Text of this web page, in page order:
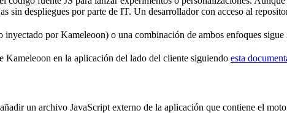
sin despliegues por parte de IT. Un desarrollador con acceso al
por Kameleoon) o una combinación de ambos enfoques sigue
Kameleoon en la aplicación del lado del cliente siguiendo esta
un archivo JavaScript externo de la aplicación que contiene el